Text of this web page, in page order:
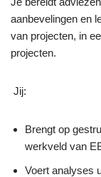
aanbevelingen en
van projecten, in
projecten.
Jij:
Brengt op
werkveld van
Voert analyses